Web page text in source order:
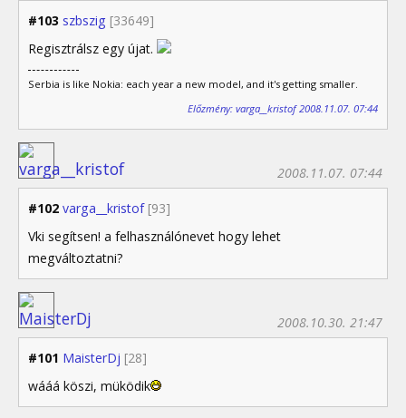
#103 szbszig [33649]
Regisztrálsz egy újat.
Serbia is like Nokia: each year a new model, and it's getting smaller.
Előzmény: varga__kristof 2008.11.07. 07:44
#102 varga__kristof [93]
2008.11.07. 07:44
Vki segítsen! a felhasználónevet hogy lehet
megváltoztatni?
#101 MaisterDj [28]
2008.10.30. 21:47
wááá köszi, müködik